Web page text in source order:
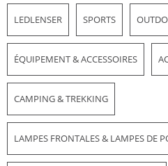
LEDLENSER SPORTS
ÉQUIPEMENT & ACCESSOIRES
CAMPING & TREKKING
LAMPES FRONTALES & LAMPES DE